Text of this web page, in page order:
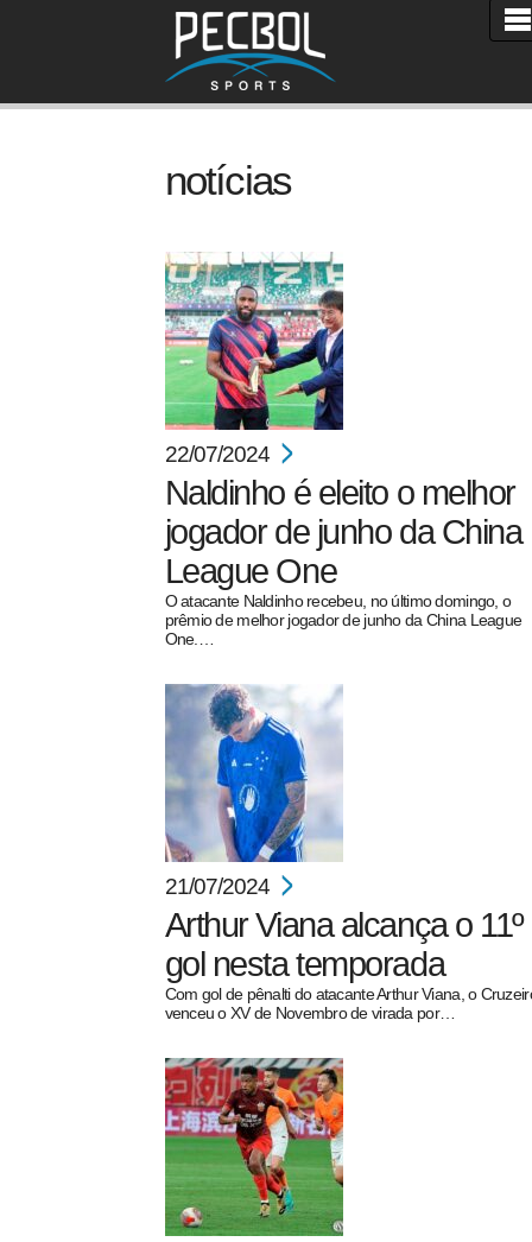
pecbol.com
notícias
22/07/2024
Naldinho é eleito o melhor
jogador de junho da China
League One
O atacante Naldinho recebeu, no último domingo, o
prêmio de melhor jogador de junho da China League
One.…
21/07/2024
Arthur Viana alcança o 11º
gol nesta temporada
Com gol de pênalti do atacante Arthur Viana, o
venceu o XV de Novembro de virada por…